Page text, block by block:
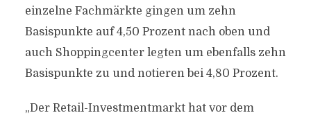
einzelne Fachmärkte gingen um zehn
Basispunkte auf 4,50 Prozent nach oben und
auch Shoppingcenter legten um ebenfalls zehn
Basispunkte zu und notieren bei 4,80 Prozent.
„Der Retail-Investmentmarkt hat vor dem